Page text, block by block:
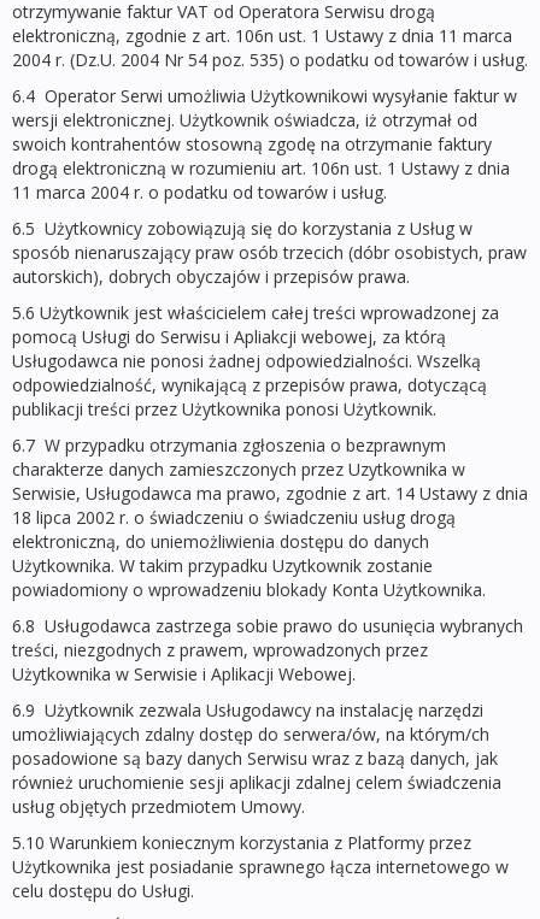
otrzymywanie faktur VAT od Operatora Serwisu drogą
elektroniczną, zgodnie z art. 106n ust. 1 Ustawy z dnia 11 marca
2004 r. (Dz.U. 2004 Nr 54 poz. 535) o podatku od towarów i usług.
6.4 Operator Serwi umożliwia Użytkownikowi wysyłanie faktur w
wersji elektronicznej. Użytkownik oświadcza, iż otrzymał od
swoich kontrahentów stosowną zgodę na otrzymanie faktury
drogą elektroniczną w rozumieniu art. 106n ust. 1 Ustawy z dnia
11 marca 2004 r. o podatku od towarów i usług.
6.5 Użytkownicy zobowiązują się do korzystania z Usług w
sposób nienaruszający praw osób trzecich (dóbr osobistych, praw
autorskich), dobrych obyczajów i przepisów prawa.
5.6 Użytkownik jest właścicielem całej treści wprowadzonej za
pomocą Usługi do Serwisu i Apliakcji webowej, za którą
Usługodawca nie ponosi żadnej odpowiedzialności. Wszelką
odpowiedzialność, wynikającą z przepisów prawa, dotyczącą
publikacji treści przez Użytkownika ponosi Użytkownik.
6.7 W przypadku otrzymania zgłoszenia o bezprawnym
charakterze danych zamieszczonych przez Uzytkownika w
Serwisie, Usługodawca ma prawo, zgodnie z art. 14 Ustawy z dnia
18 lipca 2002 r. o świadczeniu o świadczeniu usług drogą
elektroniczną, do uniemożliwienia dostępu do danych
Użytkownika. W takim przypadku Uzytkownik zostanie
powiadomiony o wprowadzeniu blokady Konta Użytkownika.
6.8 Usługodawca zastrzega sobie prawo do usunięcia wybranych
treści, niezgodnych z prawem, wprowadzonych przez
Użytkownika w Serwisie i Aplikacji Webowej.
6.9 Użytkownik zezwala Usługodawcy na instalację narzędzi
umożliwiających zdalny dostęp do serwera/ów, na którym/ch
posadowione są bazy danych Serwisu wraz z bazą danych, jak
również uruchomienie sesji aplikacji zdalnej celem świadczenia
usług objętych przedmiotem Umowy.
5.10 Warunkiem koniecznym korzystania z Platformy przez
Użytkownika jest posiadanie sprawnego łącza internetowego w
celu dostępu do Usługi.